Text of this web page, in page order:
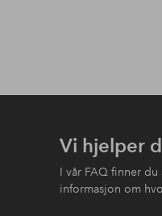
Vi hjelper
I vår FAQ finner
informasjon om